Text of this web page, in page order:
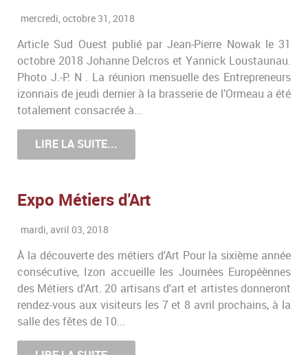
mercredi, octobre 31, 2018
Article Sud Ouest publié par Jean-Pierre Nowak le 31
octobre 2018 Johanne Delcros et Yannick Loustaunau.
Photo J.-P. N . La réunion mensuelle des Entrepreneurs
izonnais de jeudi dernier à la brasserie de l’Ormeau a été
totalement consacrée à...
LIRE LA SUITE...
Expo Métiers d'Art
mardi, avril 03, 2018
À la découverte des métiers d'Art Pour la sixième année
consécutive, Izon accueille les Journées Européènnes
des Métiers d'Art. 20 artisans d'art et artistes donneront
rendez-vous aux visiteurs les 7 et 8 avril prochains, à la
salle des fêtes de 10...